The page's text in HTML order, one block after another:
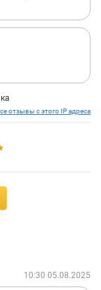
отзывы с этого IP адреса
10:30 05.08.2025